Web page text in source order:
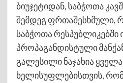
ბიუჯეტიდან, საბჭოთა
შემდეგ ფრთაშესხმული,
საბჭოთა
პროპაგანდისტული
გალესილი ნაჯახია ყველა
ხელისუფლებისთვის,